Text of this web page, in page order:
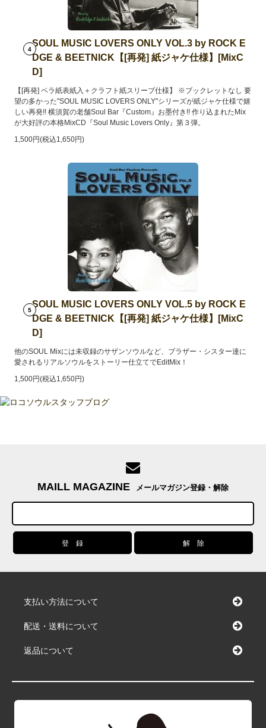
4
SOUL MUSIC LOVERS ONLY VOL.3 by ROCK E
DGE & BEETNICK【[再発] 紙ジャケ仕様】[MixC
D]
【[再発] ペラ紙表紙入＋クラフト紙スリーブ仕様】 ※ブックレットなし 要
望の多かった"SOUL MUSIC LOVERS ONLY"シリーズが紙ジャケ仕様で嬉
しい再発!! 横須賀の老舗Soul Bar『Custom』お墨付き!! 作り込まれたMix
が大好評の本格MixCD『Soul Music Lovers Only』第３弾。
1,500円(税込1,650円)
5
SOUL MUSIC LOVERS ONLY VOL.5 by ROCK E
DGE & BEETNICK【[再発] 紙ジャケ仕様】[MixC
D]
他のSOUL Mixには未収録のサザンソウルなど、ブラザー・シスター達に
愛されるリアルソウルをストーリー仕立てでEditMix！
1,500円(税込1,650円)
MAILL MAGAZINE メールマガジン登録・解除
支払い方法について
配送・送料について
返品について